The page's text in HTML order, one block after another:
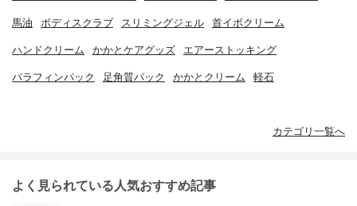
馬油 ボディスクラブ スリミングジェル 首イボクリーム
ハンドクリーム かかとケアグッズ エアーストッキング
パラフィンパック 足角質パック かかとクリーム 軽石
カテゴリ一覧へ
よく見られている人気おすすめ記事